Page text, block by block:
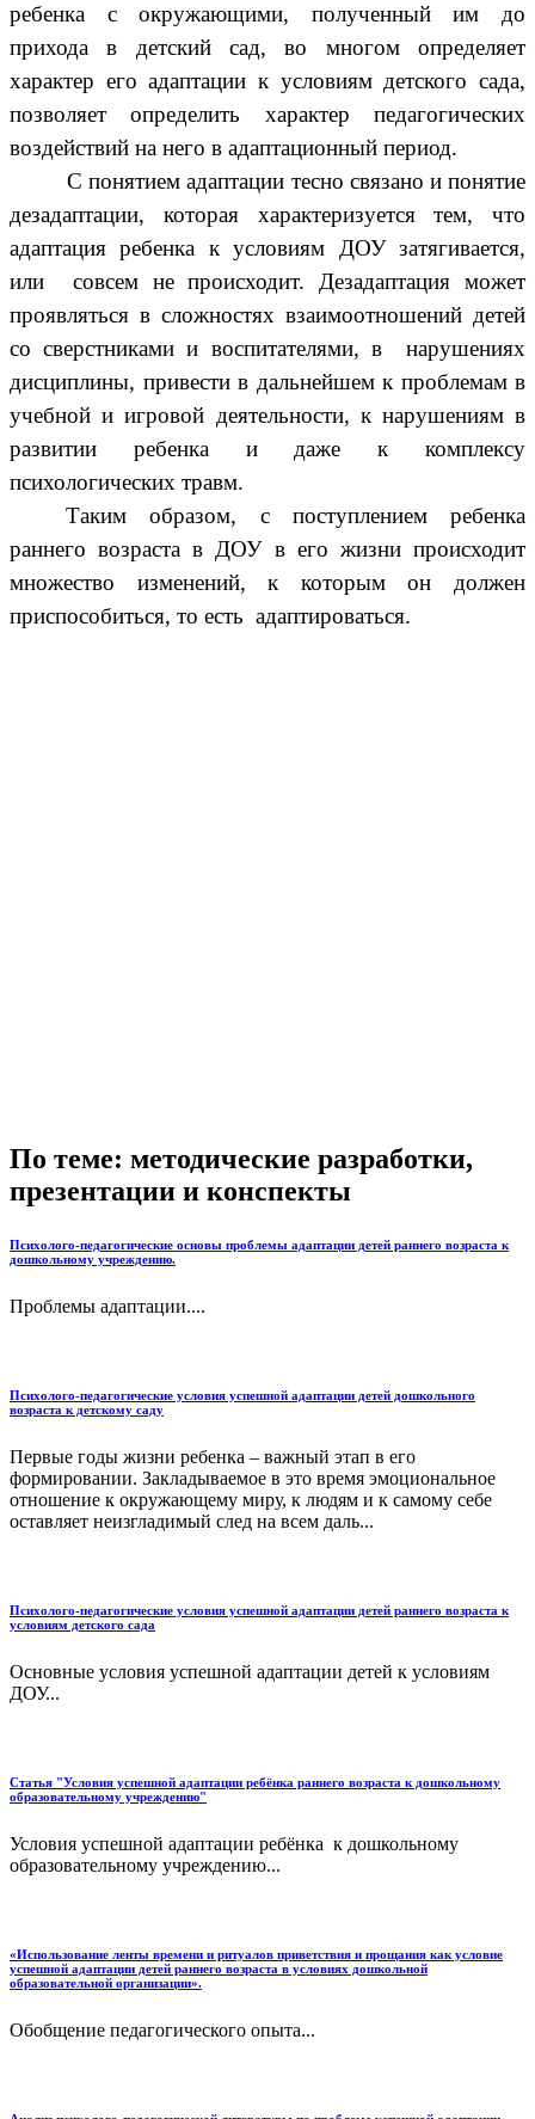
ребенка с окружающими, полученный им до
прихода в детский сад, во многом определяет
характер его адаптации к условиям детского сада,
позволяет определить характер педагогических
воздействий на него в адаптационный период.
С понятием адаптации тесно связано и понятие
дезадаптации, которая характеризуется тем, что
адаптация ребенка к условиям ДОУ затягивается,
или совсем не происходит. Дезадаптация может
проявляться в сложностях взаимоотношений детей
со сверстниками и воспитателями, в нарушениях
дисциплины, привести в дальнейшем к проблемам в
учебной и игровой деятельности, к нарушениям в
развитии ребенка и даже к комплексу
психологических травм.
Таким образом, с поступлением ребенка
раннего возраста в ДОУ в его жизни происходит
множество изменений, к которым он должен
приспособиться, то есть адаптироваться.
По теме: методические разработки,
презентации и конспекты
Психолого-педагогические основы проблемы адаптации детей раннего возраста к
дошкольному учреждению.
Проблемы адаптации....
Психолого-педагогические условия успешной адаптации детей дошкольного
возраста к детскому саду
Первые годы жизни ребенка – важный этап в его
формировании. Закладываемое в это время эмоциональное
отношение к окружающему миру, к людям и к самому себе
оставляет неизгладимый след на всем даль...
Психолого-педагогические условия успешной адаптации детей раннего возраста к
условиям детского сада
Основные условия успешной адаптации детей к условиям
ДОУ...
Статья "Условия успешной адаптации ребёнка раннего возраста к дошкольному
образовательному учреждению"
Условия успешной адаптации ребёнка к дошкольному
образовательному учреждению...
«Использование ленты времени и ритуалов приветствия и прощания как условие
успешной адаптации детей раннего возраста в условиях дошкольной
образовательной организации».
Обобщение педагогического опыта...